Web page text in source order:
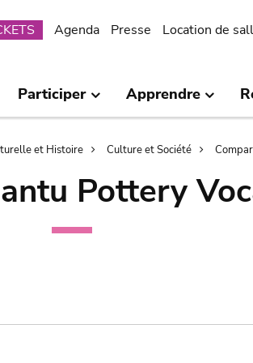
Agenda Presse Location de
Participer Apprendre
et Histoire Culture et Société
Pottery